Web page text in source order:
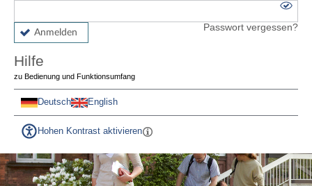
Anmelden Passwort vergessen?
Hilfe
zu Bedienung und Funktionsumfang
Deutsch English
Hohen Kontrast aktivieren